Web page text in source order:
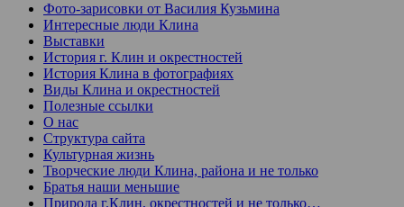
Фото-зарисовки от Василия Кузьмина
Интересные люди Клина
Выставки
История г. Клин и окрестностей
История Клина в фотографиях
Виды Клина и окрестностей
Полезные ссылки
О нас
Структура сайта
Культурная жизнь
Творческие люди Клина, района и не только
Братья наши меньшие
Природа г.Клин, окрестностей и не только…